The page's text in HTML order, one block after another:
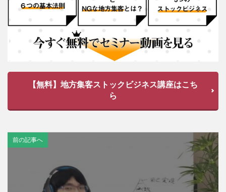
【無料】地方集客ストックビジネス講座はこち
ら
前の記事へ